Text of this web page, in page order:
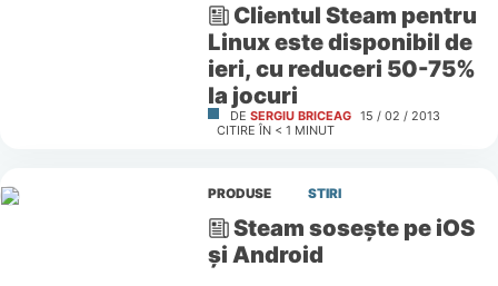
Clientul Steam pentru
Linux este disponibil de
ieri, cu reduceri 50-75%
la jocuri
DE SERGIU BRICEAG 15 / 02 / 2013
CITIRE ÎN < 1 MINUT
PRODUSE STIRI
Steam soseşte pe iOS
şi Android